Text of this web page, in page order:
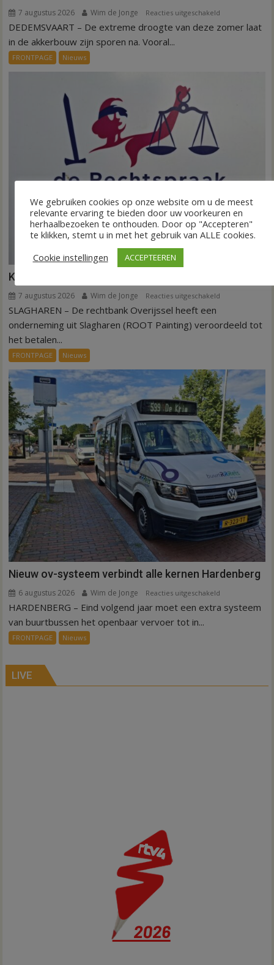
7 augustus 2026 Wim de Jonge Reacties uitgeschakeld
VIDEO
DEDEMSVAART – De extreme droogte van deze zomer laat
in de akkerbouw zijn sporen na. Vooral...
FRONTPAGE Nieuws
Kantonrechter: 75.000 euro voor ex-werknemers
7 augustus 2026 Wim de Jonge Reacties uitgeschakeld
75.000
werknemers
SLAGHAREN – De rechtbank Overijssel heeft een
onderneming uit Slagharen (ROOT Painting) veroordeeld tot
het betalen...
FRONTPAGE Nieuws
Nieuw ov-systeem verbindt alle kernen Hardenberg
6 augustus 2026 Wim de Jonge Reacties uitgeschakeld
Nieuw
Hardenberg
HARDENBERG – Eind volgend jaar moet een extra systeem
van buurtbussen het openbaar vervoer tot in...
FRONTPAGE Nieuws
LIVE
We gebruiken cookies op onze website om u de meest
relevante ervaring te bieden door uw voorkeuren en
herhaalbezoeken te onthouden. Door op "Accepteren"
te klikken, stemt u in met het gebruik van ALLE cookies.
Cookie instellingen
ACCEPTEEREN